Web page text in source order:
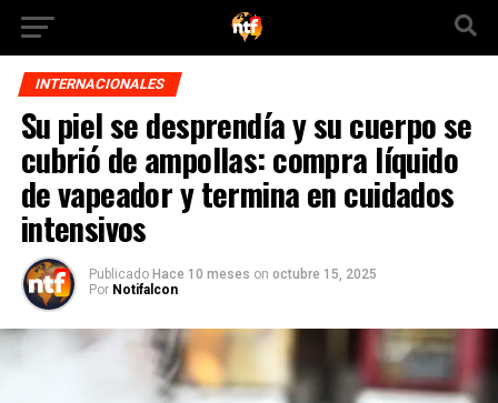
INTERNACIONALES
Su piel se desprendía y su cuerpo se
cubrió de ampollas: compra líquido
de vapeador y termina en cuidados
intensivos
Publicado Hace 10 meses on octubre 15, 2025
Por Notifalcon